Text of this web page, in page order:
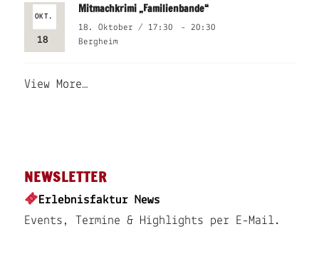
OKT.
18
Mitmachkrimi „Familienbande“
18. Oktober / 17:30 - 20:30
Bergheim
View More…
NEWSLETTER
Erlebnisfaktur News
Events, Termine & Highlights per E-Mail.